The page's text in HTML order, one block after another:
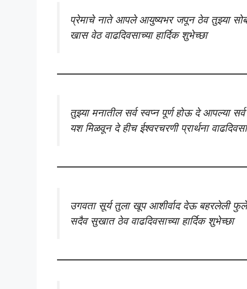
प्रेमाचे नाते आपले आयुष्यभर जपून ठेव तुझ्या
खास वेठ वाढदिवसाच्या हार्दिक शुभेच्छा
तुझ्या मनातील सर्व स्वप्न पूर्ण होऊ दे आपल्या
यश मिळवून दे हीच ईश्वरचरणी प्रार्थना
उगवता सूर्य तुला खूप आशीर्वाद देऊ बहरलेली
सदैव सुखात ठेव वाढदिवसाच्या हार्दिक शुभेच्छा